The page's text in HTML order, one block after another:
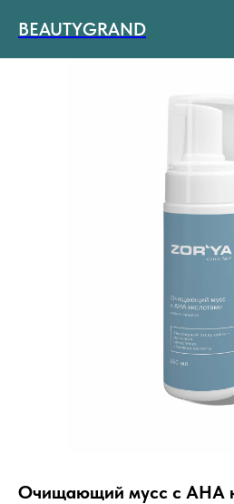
BEAUTYGRAND
Очищающий мусс с AHA